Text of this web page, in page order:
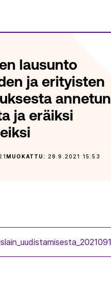
lausunto
ja erityisten
annetun
ja eräiksi
MUOKATTU: 28.9.2021 15:53